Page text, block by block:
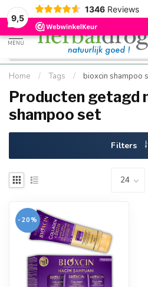
9,5
1346 Reviews
Kostenloser DE-Versand ab
Schnell geliefert
MENU
Home / Tags / bioxcin shampoo
Producten getagd
shampoo set
Filters
-20%